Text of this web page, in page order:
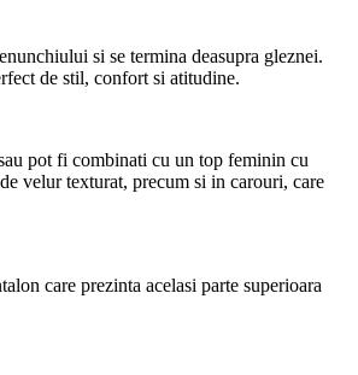
si se termina deasupra gleznei.
de stil, confort si atitudine.
pot fi combinati cu un top feminin cu
velur texturat, precum si in carouri, care
care prezinta acelasi parte superioara